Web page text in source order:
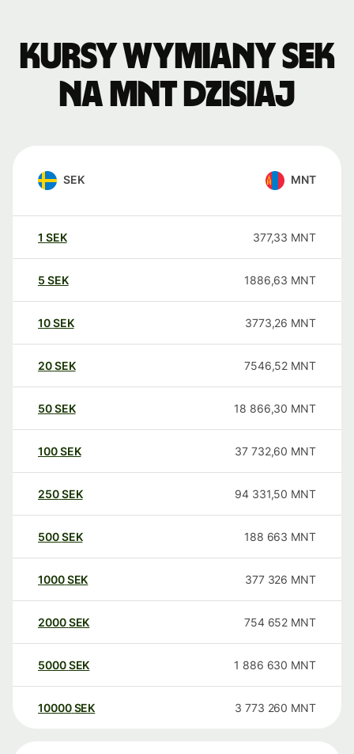
Kursy wymiany SEK
na MNT dzisiaj
SEK MNT
1 SEK 377,33 MNT
5 SEK 1886,63 MNT
10SEK 3773,26 MNT
20SEK 7546,52 MNT
50SEK 18 866,30 MNT
100SEK 37 732,60 MNT
250SEK 94 331,50 MNT
500SEK 188 663 MNT
1000SEK 377 326 MNT
2000SEK 754 652 MNT
5000SEK 1 886 630 MNT
10000 SEK 3 773 260 MNT